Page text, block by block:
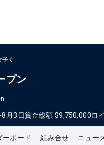
子
プン
月3日賞金総額 $9,750,000ロ
ーボード 組み合せ ニュー